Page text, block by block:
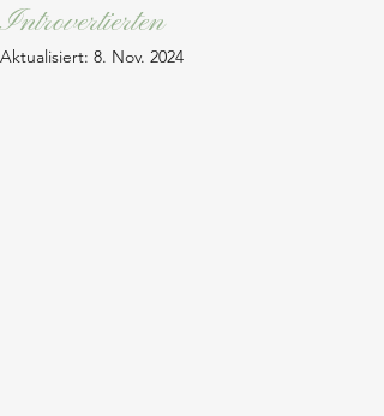
Introvertierten
Aktualisiert: 8. Nov. 2024